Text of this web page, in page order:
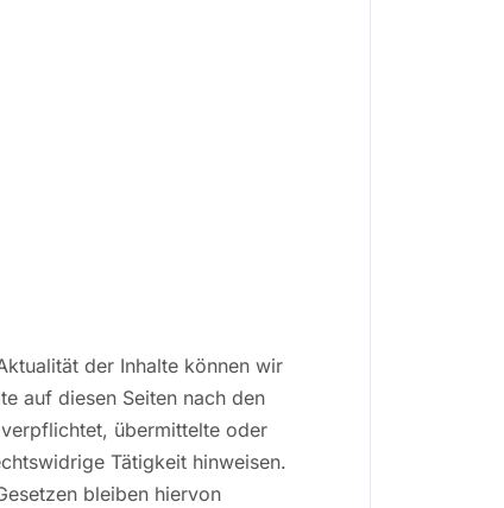
der Inhalte können wir
auf diesen Seiten nach den
übermittelte oder
Tätigkeit hinweisen.
bleiben hiervon